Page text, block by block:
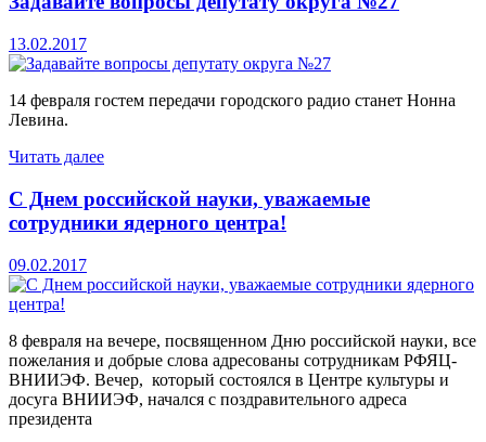
13.02.2017
14 февраля гостем передачи городского радио станет Нонна
Левина.
Читать далее
С Днем российской науки, уважаемые
сотрудники ядерного центра!
09.02.2017
8 февраля на вечере, посвященном Дню российской науки, все
пожелания и добрые слова адресованы сотрудникам РФЯЦ-
ВНИИЭФ. Вечер, который состоялся в Центре культуры и
досуга ВНИИЭФ, начался с поздравительного адреса
президента